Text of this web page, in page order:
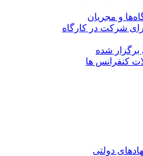
و مجریان
شرکت در کارگاه
شده
کنفرانس ها
دولتی